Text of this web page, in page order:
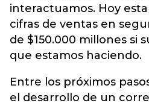
interactuamos. Hoy
cifras de ventas en
de $150.000 millones si
que estamos haciendo.
Entre los próximos
el desarrollo de un